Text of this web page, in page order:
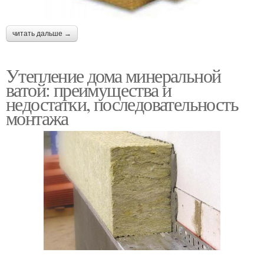
читать дальше →
Утепление дома минеральной
ватой: преимущества и
недостатки, последовательность
монтажа